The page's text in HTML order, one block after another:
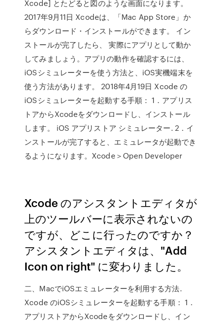
Xcode] とたどると図のような画面になります。
2017年9月11日 Xcodeは、「Mac App Store」か
らダウンロード・インストールができます。 イン
ストールが完了したら、 実際にアプリとして動か
してみましょう。アプリの動作を確認するには、
iOSシミュレーターを使う方法と、iOS実機端末を
使う方法があります。 2018年4月19日 Xcode の
iOSシミュレーターを起動する手順： 1．アプリス
トアからXcodeをダウンロードし、インストール
します。 iOS アプリストア シミュレーター. 2．イ
ンストールが完了すると、エミュレータが起動でき
るようになります。Xcode＞Open Developer
Xcode のアシスタントエディタが
上のツールバーに表示されないの
ですが、どこに行ったのですか？
アシスタントエディタは、"Add
Icon on right" に変わりました。
二、MacでiOSエミュレーターを利用する方法.
Xcode のiOSシミュレーターを起動する手順： 1．
アプリストアからXcodeをダウンロードし、イン